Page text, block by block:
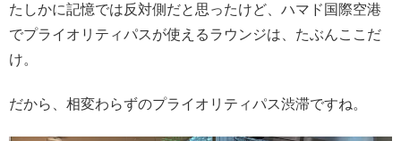
たしかに記憶では反対側だと思ったけど、ハマド国際空港
でプライオリティパスが使えるラウンジは、たぶんここだ
け。
だから、相変わらずのプライオリティパス渋滞ですね。